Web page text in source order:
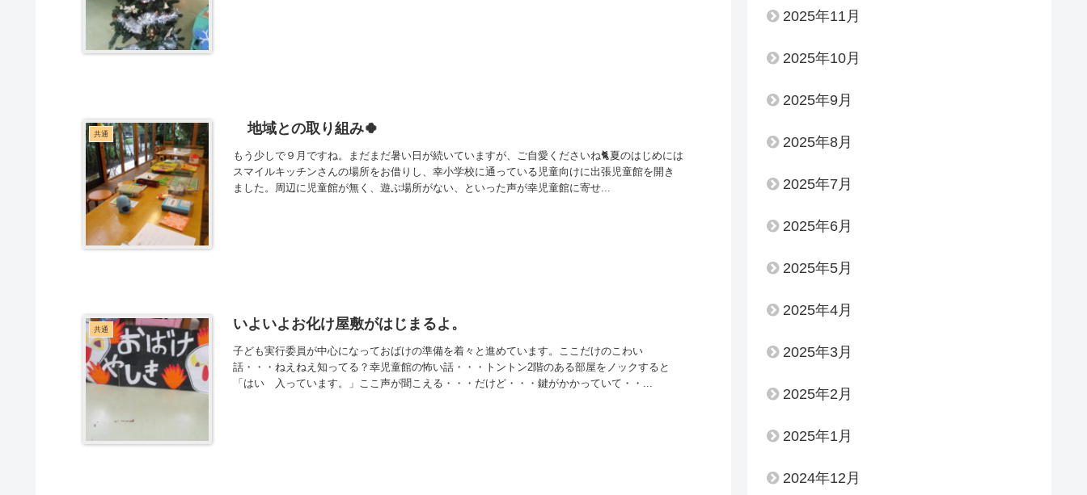
共通 地域との取り組み🍀
もう少しで９月ですね。まだまだ暑い日が続いていますが、ご自愛くださいね🐈夏のはじめには
スマイルキッチンさんの場所をお借りし、幸小学校に通っている児童向けに出張児童館を開き
ました。周辺に児童館が無く、遊ぶ場所がない、といった声が幸児童館に寄せ...
共通 いよいよお化け屋敷がはじまるよ。
子ども実行委員が中心になっておばけの準備を着々と進めています。ここだけのこわい
話・・・ねえねえ知ってる？幸児童館の怖い話・・・トントン2階のある部屋をノックすると
「はい 入っています。」ここ声が聞こえる・・・だけど・・・鍵がかかっていて・・...
2025年11月
2025年10月
2025年9月
2025年8月
2025年7月
2025年6月
2025年5月
2025年4月
2025年3月
2025年2月
2025年1月
2024年12月